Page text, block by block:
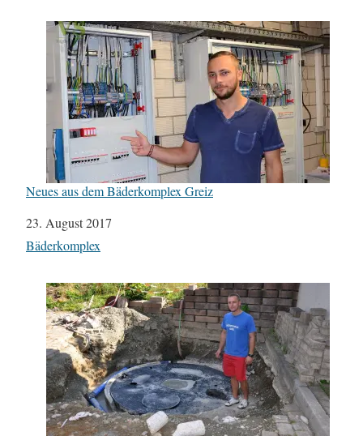
Neues aus dem Bäderkomplex Greiz
Datum
23. August 2017
In Bezug auf
Bäderkomplex